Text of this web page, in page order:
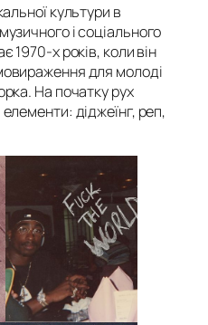
культури в
і соціального
1970-х років, коли він
для молоді
На початку рух
діджеїнг, реп,